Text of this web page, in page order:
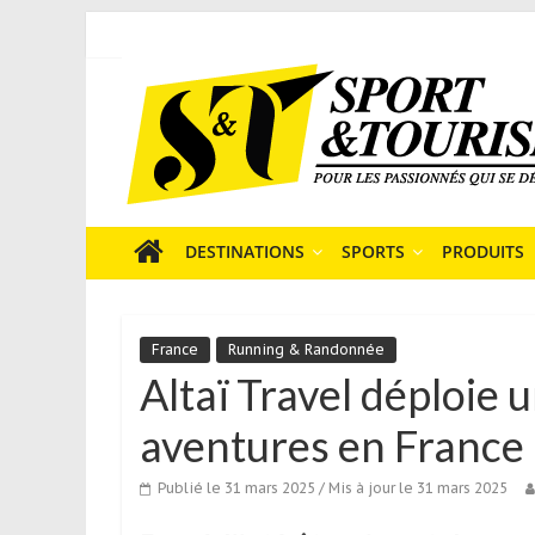
content
Tourisme
est
un
média
sur
sportif
qui
s’adresse
aux
ponctuels
ou
DESTINATIONS SPORTS PRODUITS
France Running & Randonnée
Altaï Travel déploie
aventures en France
Publié le 31 mars 2025 / Mis à jour le 31 mars 2025